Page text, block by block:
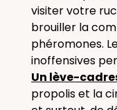
visiter votre
brouiller la
phéromones.
inoffensives
Un lève-
propolis et la